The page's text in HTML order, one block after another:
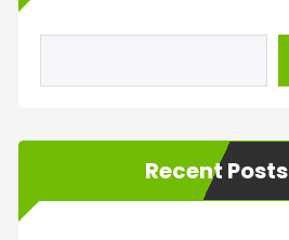
Recent Posts